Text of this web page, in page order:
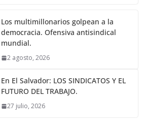
Los multimillonarios golpean a la
democracia. Ofensiva antisindical
mundial.
2 agosto, 2026
En El Salvador: LOS SINDICATOS Y EL
FUTURO DEL TRABAJO.
27 julio, 2026